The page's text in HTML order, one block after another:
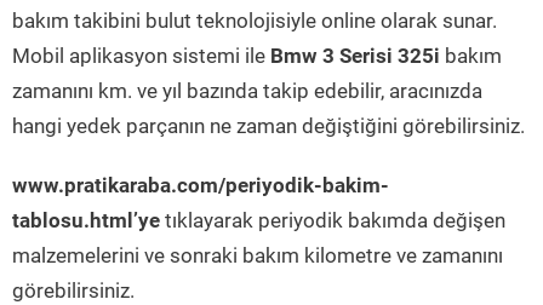
bakım takibini bulut teknolojisiyle online olarak sunar.
Mobil aplikasyon sistemi ile Bmw 3 Serisi 325i bakım
zamanını km. ve yıl bazında takip edebilir, aracınızda
hangi yedek parçanın ne zaman değiştiğini görebilirsiniz.
www.pratikaraba.com/periyodik-bakim-
tablosu.html’ye tıklayarak periyodik bakımda değişen
malzemelerini ve sonraki bakım kilometre ve zamanını
görebilirsiniz.